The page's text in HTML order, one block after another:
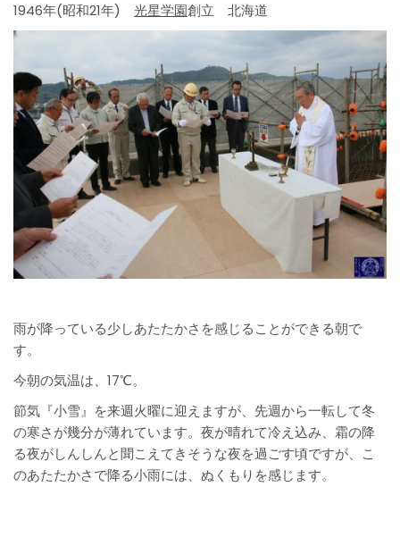
1946年(昭和21年) 光星学園創立 北海道
雨が降っている少しあたたかさを感じることができる朝で
す。
今朝の気温は、17℃。
節気『小雪』を来週火曜に迎えますが、先週から一転して冬
の寒さが幾分が薄れています。夜が晴れて冷え込み、霜の降
る夜がしんしんと聞こえてきそうな夜を過ごす頃ですが、こ
のあたたかさで降る小雨には、ぬくもりを感じます。